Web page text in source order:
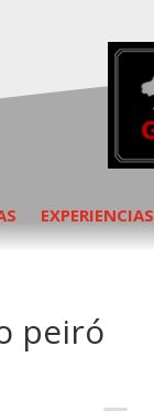
EXPERIENCIAS
peiró